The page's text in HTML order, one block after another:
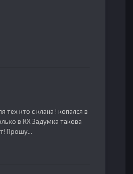
кто с клана ! копался в
в КХ Задумка такова
Прошу...